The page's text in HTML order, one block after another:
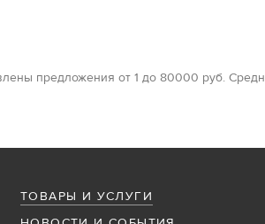
предложения от 1 до 80000 руб.
ТОВАРЫ И УСЛУГИ